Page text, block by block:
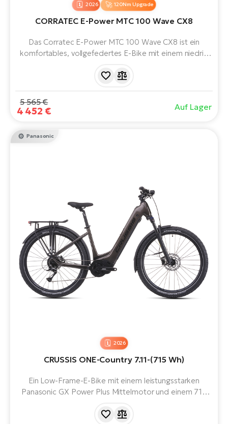
120Nm Upgrade
2026
CORRATEC E-Power MTC 100 Wave CX8
Das Corratec E-Power MTC 100 Wave CX8 ist ein
komfortables, vollgefedertes E-Bike mit einem niedrig
einem 800 Wh Akku.
5 565 €
4 452 € Auf Lager
Panasonic
2026
CRUSSIS ONE-Country 7.11-(715 Wh)
Ein Low-Frame-E-Bike mit einem leistungsstarken
Panasonic GX Power Plus Mittelmotor und einem 715